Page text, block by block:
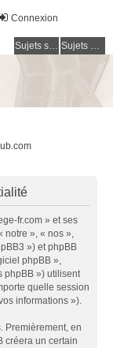
Connexion
Sujets sans réponse Sujets actifs
fr.com » et ses
notre », « nos »,
») et phpBB
phpBB »,
phpBB ») utilisent
quelle session
informations »).
Premièrement, en
créera un certain